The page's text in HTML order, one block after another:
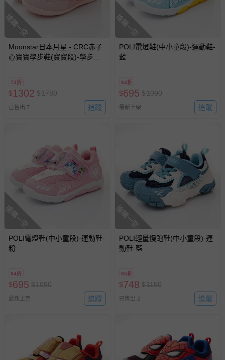
搶購一空
Moonstar日本月星 - CRC赤子
心寶寶學步鞋(寶寶段)-學步鞋-
73折
$1302 $1780
已售出 7 追蹤
搶購一空
POLI電燈鞋(中小童段)-運動鞋-
藍
64折
$695 $1090
最新上架 追蹤
搶購一空
POLI電燈鞋(中小童段)-運動鞋-
粉
64折
$695 $1090
最新上架 追蹤
搶購一空
POLI輕量慢跑鞋(中小童段)-運
動鞋-藍
65折
$748 $1150
已售出 2 追蹤